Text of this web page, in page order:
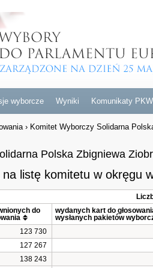
wyborcze Wyniki Komunikaty PKW
› Komitet Wyborczy Solidarna
Polska Zbigniewa
na listę komitetu w okręgu
do
wydanych kart do
wysłanych pakietów
123 730
127 267
138 243